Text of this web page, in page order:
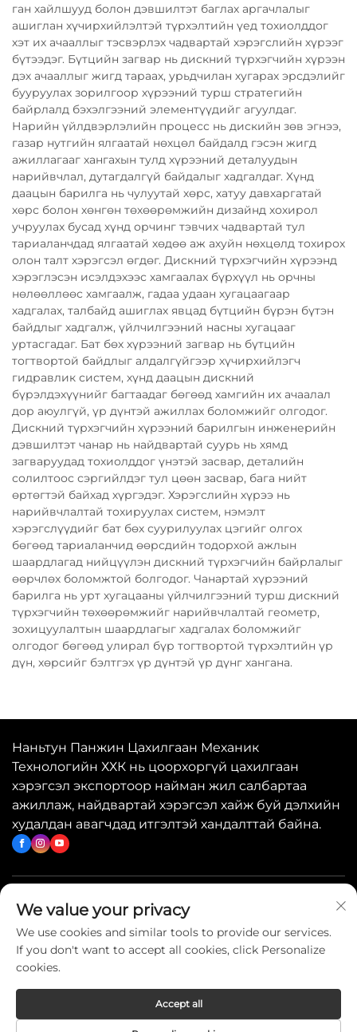
ган хайлшууд болон дэвшилтэт баглах аргачлалыг
ашиглан хүчирхийлэлтэй түрхэлтийн үед тохиолддог
хэт их ачааллыг тэсвэрлэх чадвартай хэрэгслийн хүрээг
бүтээдэг. Бүтцийн загвар нь дискний түрхэгчийн хүрээн
дэх ачааллыг жигд тараах, урьдчилан хугарах эрсдэлийг
бууруулах зорилгоор хүрээний турш стратегийн
байрлалд бэхэлгээний элементүүдийг агуулдаг.
Нарийн үйлдвэрлэлийн процесс нь дискийн зөв эгнээ,
газар нутгийн ялгаатай нөхцөл байдалд гэсэн жигд
ажиллагааг хангахын тулд хүрээний деталуудын
нарийвчлал, дутагдалгүй байдалыг хадгалдаг. Хүнд
даацын барилга нь чулуутай хөрс, хатуу давхаргатай
хөрс болон хөнгөн төхөөрөмжийн дизайнд хохирол
учруулах бусад хүнд орчинг тэвчих чадвартай тул
тариаланчдад ялгаатай хөдөө аж ахуйн нөхцөлд тохирох
олон талт хэрэгсэл өгдөг. Дискний түрхэгчийн хүрээнд
хэрэглэсэн исэлдэхээс хамгаалах бүрхүүл нь орчны
нөлөөллөөс хамгаалж, гадаа удаан хугацаагаар
хадгалах, талбайд ашиглах явцад бүтцийн бүрэн бүтэн
байдлыг хадгалж, үйлчилгээний насны хугацааг
уртасгадаг. Бат бөх хүрээний загвар нь бүтцийн
тогтвортой байдлыг алдалгүйгээр хүчирхийлэгч
гидравлик систем, хүнд даацын дискний
бүрэлдэхүүнийг багтаадаг бөгөөд хамгийн их ачаалал
дор аюулгүй, үр дүнтэй ажиллах боломжийг олгодог.
Дискний түрхэгчийн хүрээний барилгын инженерийн
дэвшилтэт чанар нь найдвартай суурь нь хямд
загваруудад тохиолддог үнэтэй засвар, деталийн
солилтоос сэргийлдэг тул цөөн засвар, бага нийт
өртөгтэй байхад хүргэдэг. Хэрэгслийн хүрээ нь
нарийвчлалтай тохируулах систем, нэмэлт
хэрэгслүүдийг бат бөх суурилуулах цэгийг олгох
бөгөөд тариаланчид өөрсдийн тодорхой ажлын
шаардлагад нийцүүлэн дискний түрхэгчийн байрлалыг
өөрчлөх боломжтой болгодог. Чанартай хүрээний
барилга нь урт хугацааны үйлчилгээний турш дискний
түрхэгчийн төхөөрөмжийг нарийвчлалтай геометр,
зохицуулалтын шаардлагыг хадгалах боломжийг
олгодог бөгөөд улирал бүр тогтвортой түрхэлтийн үр
дүн, хөрсийг бэлтгэх үр дүнтэй үр дүнг хангана.
Наньтун Панжин Цахилгаан Механик
Технологийн ХХК нь цоорхоргүй цахилгаан
хэрэгсэл экспортоор найман жил салбартаа
ажиллаж, найдвартай хэрэгсэл хайж буй дэлхийн
худалдан авагчдад итгэлтэй хандалттай байна.
Хурдан холбоосууд
Холбогдож бүүр
Copyright © 2026 China Nantong Panjin Electromechanical
We value your privacy
We use cookies and similar tools to provide our services.
If you don't want to accept all cookies, click Personalize
cookies.
Accept all